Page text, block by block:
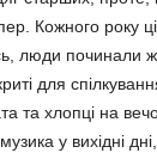
Кожного року
люди починали
для
та хлопці на
у вихідні